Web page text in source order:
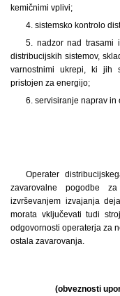
kemičnimi vplivi;
4. sistemsko kontrolo
5. nadzor nad trasami
distribucijskih sistemov,
varnostnimi ukrepi, ki jih
pristojen za energijo;
6. servisiranje naprav in
Operater
zavarovalne pogodbe
izvrševanjem izvajanja
morata vključevati tudi
odgovornosti operaterja za
ostala zavarovanja.
(obveznosti